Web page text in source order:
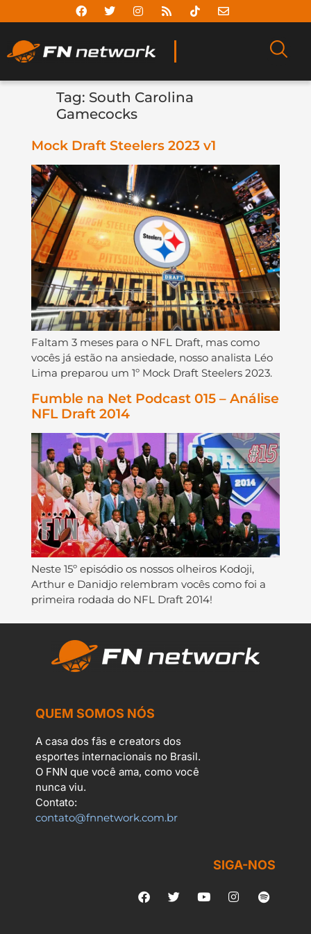
Tag: South Carolina
Gamecocks
Mock Draft Steelers 2023 v1
Faltam 3 meses para o NFL Draft, mas como
vocês já estão na ansiedade, nosso analista Léo
Lima preparou um 1º Mock Draft Steelers 2023.
Fumble na Net Podcast 015 – Análise
NFL Draft 2014
Neste 15º episódio os nossos olheiros Kodoji,
Arthur e Danidjo relembram vocês como foi a
primeira rodada do NFL Draft 2014!
QUEM SOMOS NÓS
A casa dos fãs e creators dos
esportes internacionais no Brasil.
O FNN que você ama, como você
nunca viu.
Contato:
contato@fnnetwork.com.br
SIGA-NOS